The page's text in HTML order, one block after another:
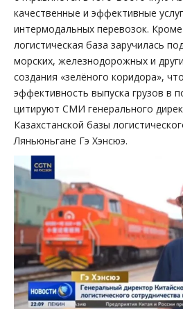
качественные и эффективные
интермодальных перевозок.
логистическая база заручилась
морских, железнодорожных и
создания «зелёного коридора»,
эффективность выпуска грузов в
цитируют СМИ генерального
Казахстанской базы
Ляньюньгане Гэ Хэнсюэ.